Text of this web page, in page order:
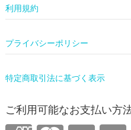
利用規約
プライバシーポリシー
特定商取引法に基づく表示
ご利用可能なお支払い方